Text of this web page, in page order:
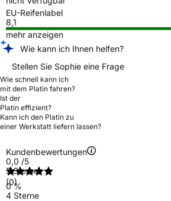
EU-Reifenlabel
8,1
mehr anzeigen
Wie kann ich Ihnen helfen?
Stellen Sie Sophie eine Frage
Wie schnell kann ich
mit dem Platin fahren?
Ist der
Platin effizient?
Kann ich den Platin zu
einer Werkstatt liefern lassen?
Kundenbewertungen
0,0 /5
(0)
5 Sterne
0 %
4 Sterne